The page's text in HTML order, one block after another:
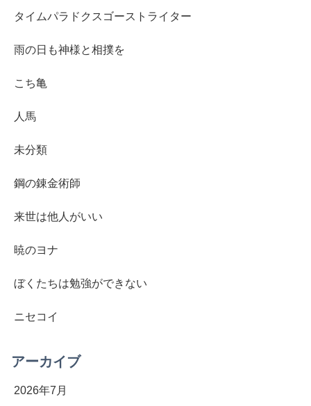
タイムパラドクスゴーストライター
雨の日も神様と相撲を
こち亀
人馬
未分類
鋼の錬金術師
来世は他人がいい
暁のヨナ
ぼくたちは勉強ができない
ニセコイ
アーカイブ
2026年7月